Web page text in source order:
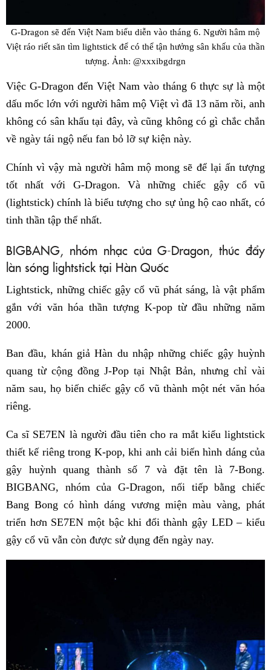
G-Dragon sẽ đến Việt Nam biểu diễn vào tháng 6. Người hâm mộ
Việt ráo riết săn tìm lightstick để có thể tận hưởng sân khấu của thần
tượng. Ảnh: @xxxibgdrgn
Việc G-Dragon đến Việt Nam vào tháng 6 thực sự là một
dấu mốc lớn với người hâm mộ Việt vì đã 13 năm rồi, anh
không có sân khấu tại đây, và cũng không có gì chắc chắn
về ngày tái ngộ nếu fan bỏ lỡ sự kiện này.
Chính vì vậy mà người hâm mộ mong sẽ để lại ấn tượng
tốt nhất với G-Dragon. Và những chiếc gậy cổ vũ
(lightstick) chính là biểu tượng cho sự ủng hộ cao nhất, có
tinh thần tập thể nhất.
BIGBANG, nhóm nhạc của G-Dragon, thúc đẩy
làn sóng lightstick tại Hàn Quốc
Lightstick, những chiếc gậy cổ vũ phát sáng, là vật phẩm
gắn với văn hóa thần tượng K-pop từ đầu những năm
2000.
Ban đầu, khán giả Hàn du nhập những chiếc gậy huỳnh
quang từ cộng đồng J-Pop tại Nhật Bản, nhưng chỉ vài
năm sau, họ biến chiếc gậy cổ vũ thành một nét văn hóa
riêng.
Ca sĩ SE7EN là người đầu tiên cho ra mắt kiểu lightstick
thiết kế riêng trong K-pop, khi anh cải biến hình dáng của
gậy huỳnh quang thành số 7 và đặt tên là 7-Bong.
BIGBANG, nhóm của G-Dragon, nối tiếp bằng chiếc
Bang Bong có hình dáng vương miện màu vàng, phát
triển hơn SE7EN một bậc khi đổi thành gậy LED – kiểu
gậy cổ vũ vẫn còn được sử dụng đến ngày nay.